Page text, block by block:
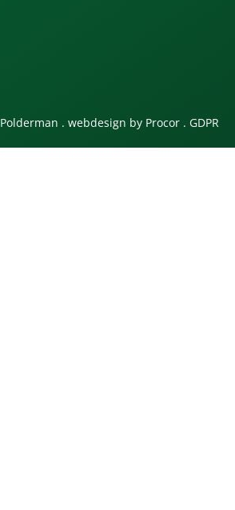
. webdesign by Procor . GDPR